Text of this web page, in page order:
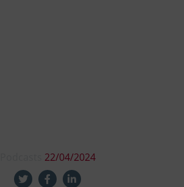
22/04/2024